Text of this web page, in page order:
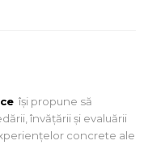
îşi propune să
învăţării şi evaluării
concrete ale